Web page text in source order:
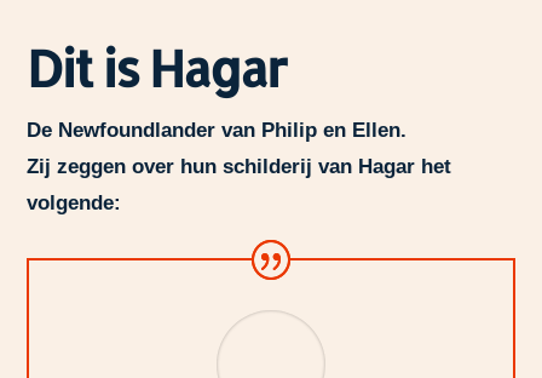
Dit is Hagar
De Newfoundlander van Philip en Ellen.
Zij zeggen over hun schilderij van Hagar het
volgende: